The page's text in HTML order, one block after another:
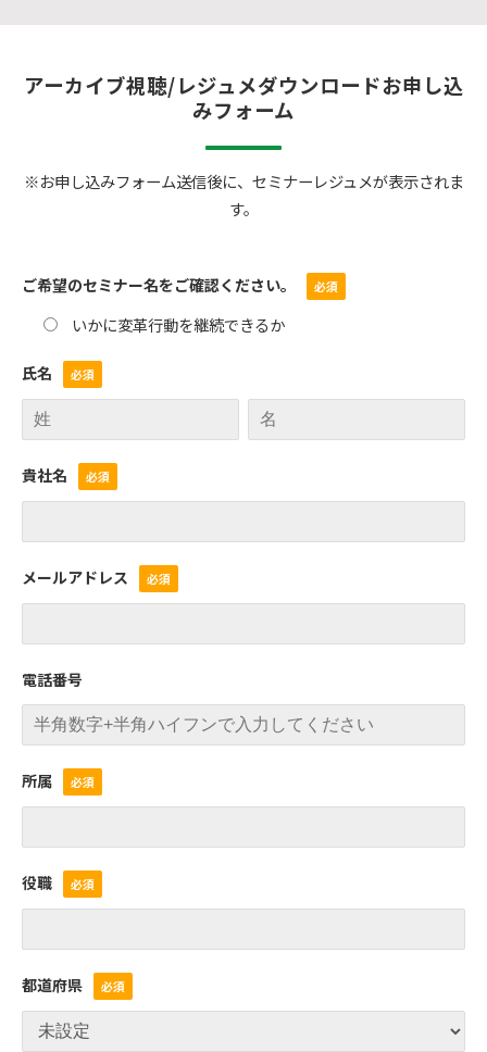
アーカイブ視聴/レジュメダウンロードお申し込
みフォーム
※お申し込みフォーム送信後に、セミナーレジュメが表示されま
す。
ご希望のセミナー名をご確認ください。
いかに変革行動を継続できるか
氏名
貴社名
メールアドレス
電話番号
所属
役職
都道府県